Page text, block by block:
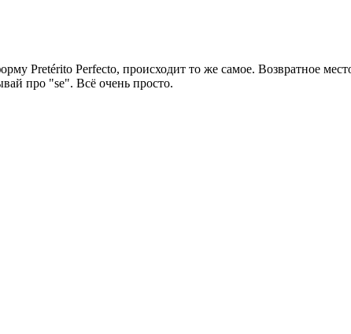
Pretérito Perfecto, происходит то же самое. Возвратное
про "se". Всё очень просто.